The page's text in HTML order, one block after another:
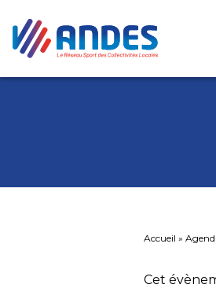
Accueil »
Cet